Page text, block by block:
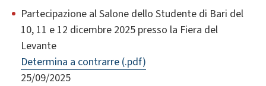
Partecipazione al Salone dello Studente di Bari del
10, 11 e 12 dicembre 2025 presso la Fiera del
Levante
Determina a contrarre (.pdf)
25/09/2025